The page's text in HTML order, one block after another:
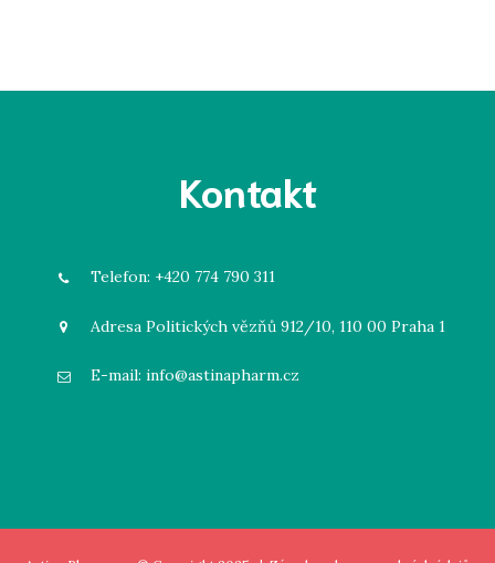
Kontakt
Telefon: +420 774 790 311
Adresa Politických vězňů 912/10, 110 00 Praha 1
E-mail: info@astinapharm.cz